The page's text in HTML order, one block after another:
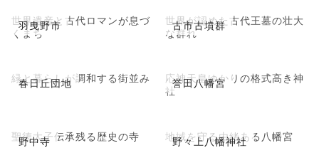
羽曳野市
世界遺産と古代ロマンが息づ
くまち
古市古墳群
世界が認めた古代王墓の壮大
な群れ
春日丘団地
緑と暮らしが調和する街並み 誉田八幡宮
応神天皇ゆかりの格式高き神
社
野中寺
聖徳太子伝承残る歴史の寺 野々上八幡神社
地域を守る由緒ある八幡宮